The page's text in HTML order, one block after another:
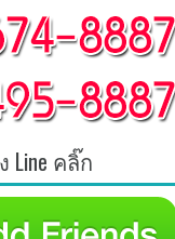
Line คลิ๊ก